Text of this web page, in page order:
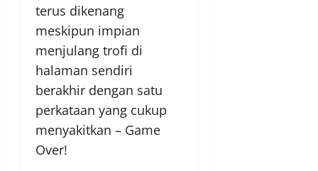
terus dikenang
meskipun impian
menjulang trofi di
halaman sendiri
berakhir dengan satu
perkataan yang cukup
menyakitkan – Game
Over!